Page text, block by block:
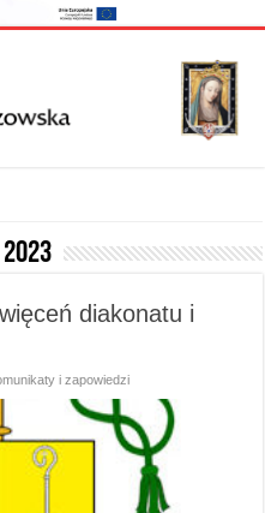
diakonatu i
i zapowiedzi